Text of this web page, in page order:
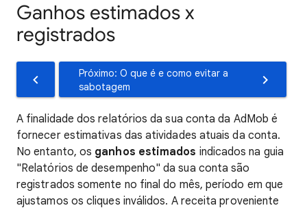
Ganhos estimados x
registrados
Próximo: O que é e como evitar a
sabotagem
A finalidade dos relatórios da sua conta da AdMob é
fornecer estimativas das atividades atuais da conta.
No entanto, os ganhos estimados indicados na guia
"Relatórios de desempenho" da sua conta são
registrados somente no final do mês, período em que
ajustamos os cliques inválidos. A receita proveniente